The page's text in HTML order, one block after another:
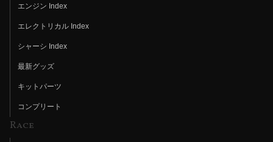
エンジン Index
エレクトリカル Index
シャーシ Index
最新グッズ
キットパーツ
コンプリート
Race